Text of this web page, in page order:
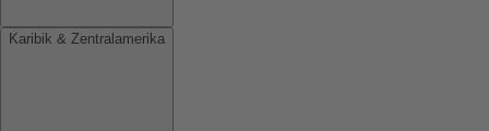
Karibik & Zentralamerika